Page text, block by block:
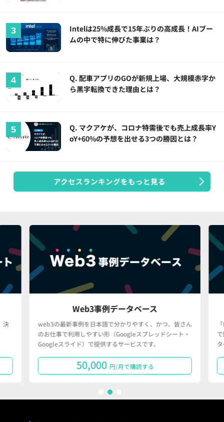
Intelは25%成長で15年ぶりの高成長！AIブー
ムの中で特に伸びた事業は？
Q. 配車アプリのGOが新規上場、大規模赤字か
ら黒字転換できた理由とは？
Q. マクアケが、コロナ特需後でも売上成長率Y
oY+60%の予想を出せる3つの勝因とは？
アクセスランキングをもっと見る
Web3事例データベース
web3の最新事例を日本語で分かりやすく、かつ、皆さん
のお仕事で利用しやすい形（Googleスプレッドシート・
Googleスライド）で提供するサービスです。
50,000 円/月で購読する